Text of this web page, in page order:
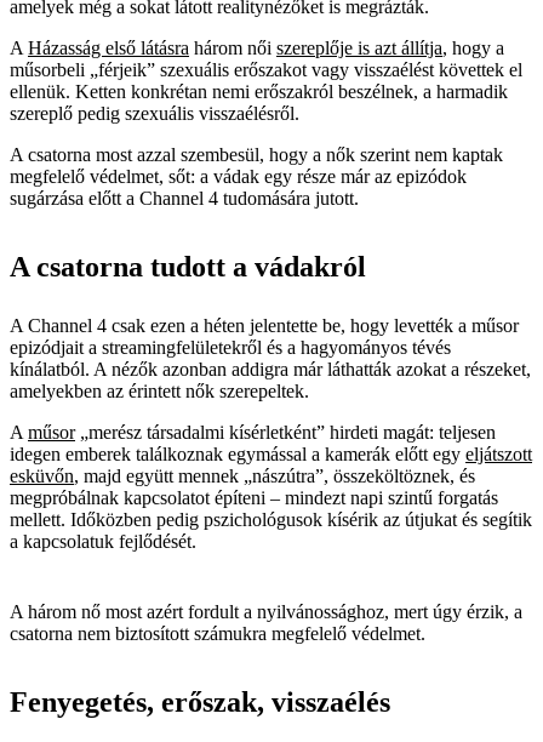
amelyek még a sokat látott realitynézőket is megrázták.
A Házasság első látásra három női szereplője is azt állítja, hogy a
műsorbeli „férjeik” szexuális erőszakot vagy visszaélést követtek el
ellenük. Ketten konkrétan nemi erőszakról beszélnek, a harmadik
szereplő pedig szexuális visszaélésről.
A csatorna most azzal szembesül, hogy a nők szerint nem kaptak
megfelelő védelmet, sőt: a vádak egy része már az epizódok
sugárzása előtt a Channel 4 tudomására jutott.
A csatorna tudott a vádakról
A Channel 4 csak ezen a héten jelentette be, hogy levették a műsor
epizódjait a streamingfelületekről és a hagyományos tévés
kínálatból. A nézők azonban addigra már láthatták azokat a részeket,
amelyekben az érintett nők szerepeltek.
A műsor„merész társadalmi kísérletként” hirdeti magát: teljesen
idegen emberek találkoznak egymással a kamerák előtt egy eljátszott
esküvőn, majd együtt mennek „nászútra”, összeköltöznek, és
megpróbálnak kapcsolatot építeni – mindezt napi szintű forgatás
mellett. Időközben pedig pszichológusok kísérik az útjukat és segítik
a kapcsolatuk fejlődését.
A három nő most azért fordult a nyilvánossághoz, mert úgy érzik, a
csatorna nem biztosított számukra megfelelő védelmet.
Fenyegetés, erőszak, visszaélés